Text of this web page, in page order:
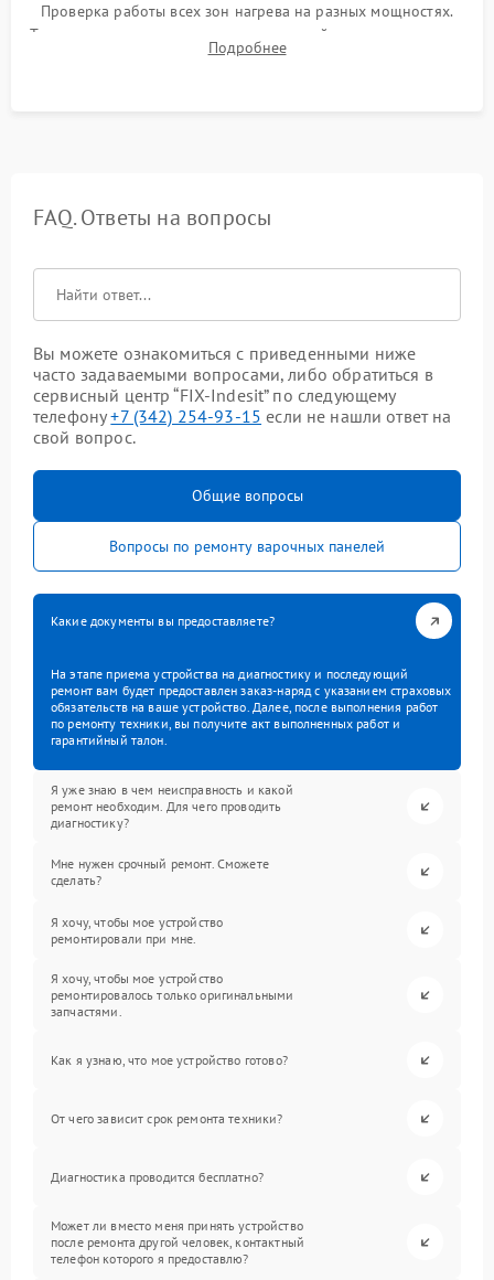
Проверка работы всех зон нагрева на разных мощностях.
Тестирование сенсорного управления, таймера, индикаторов
остаточного тепла и систем защиты от перегрева.
Подробнее
FAQ. Ответы на вопросы
Вы можете ознакомиться с приведенными ниже
часто задаваемыми вопросами, либо обратиться в
сервисный центр “FIX-Indesit” по следующему
телефону+7 (342) 254-93-15 если не нашли ответ на
свой вопрос.
Общие вопросы
Вопросы по ремонту варочных панелей
Какие документы вы предоставляете?
На этапе приема устройства на диагностику и последующий
ремонт вам будет предоставлен заказ-наряд с указанием страховых
обязательств на ваше устройство. Далее, после выполнения работ
по ремонту техники, вы получите акт выполненных работ и
гарантийный талон.
Я уже знаю в чем неисправность и какой
ремонт необходим. Для чего проводить
диагностику?
Мне нужен срочный ремонт. Сможете
сделать?
Я хочу, чтобы мое устройство
ремонтировали при мне.
Я хочу, чтобы мое устройство
ремонтировалось только оригинальными
запчастями.
Как я узнаю, что мое устройство готово?
От чего зависит срок ремонта техники?
Диагностика проводится бесплатно?
Может ли вместо меня принять устройство
после ремонта другой человек, контактный
телефон которого я предоставлю?